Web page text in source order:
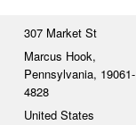
307 Market St
Marcus Hook,
Pennsylvania, 19061-
4828
United States